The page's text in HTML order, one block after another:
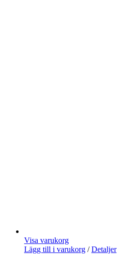
Visa varukorg
Lägg till i varukorg / Detaljer